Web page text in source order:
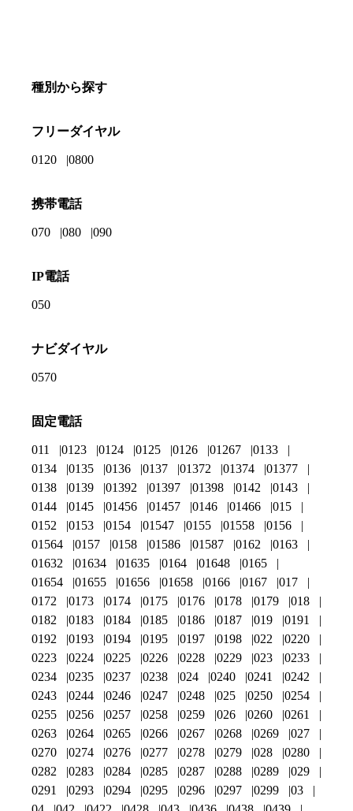
種別から探す
フリーダイヤル
0120 0800
携帯電話
070 080 090
IP電話
050
ナビダイヤル
0570
固定電話
011 0123 0124 0125 0126 01267
0133
0134
0135 0136 0137 01372 01374
01377
0138
0139 01392 01397 01398 0142
0143
0144
0145 01456 01457 0146 01466
015
0152
0153 0154 01547 0155 01558
0156
01564
0157 0158 01586 01587 0162
0163
01632
01634 01635 0164 01648
0165
01654
01655 01656 01658 0166 0167
017
0172
0173 0174 0175 0176 0178 0179
018
0182
0183 0184 0185 0186 0187 019
0191
0192
0193 0194 0195 0197 0198 022
0220
0223
0224 0225 0226 0228 0229 023
0233
0234
0235 0237 0238 024 0240 0241
0242
0243
0244 0246 0247 0248 025 0250
0254
0255
0256 0257 0258 0259 026 0260
0261
0263
0264 0265 0266 0267 0268 0269
027
0270
0274 0276 0277 0278 0279 028
0280
0282
0283 0284 0285 0287 0288 0289
029
0291
0293 0294 0295 0296 0297 0299
03